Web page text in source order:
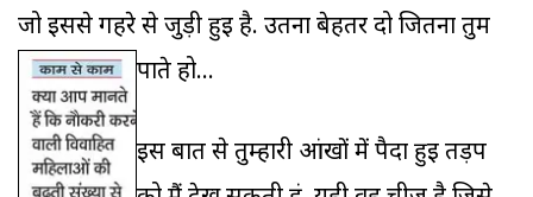
जो इससे गहरे से जुड़ी हुई है. उतना बेहतर दो जितना तुम
पाते हो...
इस बात से तुम्हारी आंखों में पैदा हुई तड़प